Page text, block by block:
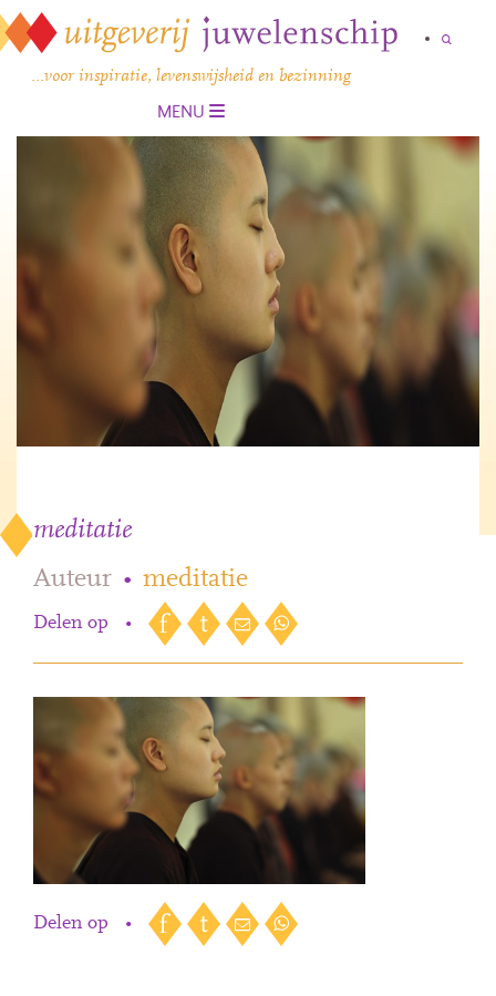
…voor inspiratie, levenswijsheid en bezinning
MENU
meditatie
Auteur • meditatie
Delen op •
Delen op •